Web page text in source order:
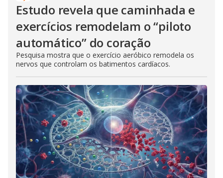
Estudo revela que caminhada e
exercícios remodelam o “piloto
automático” do coração
Pesquisa mostra que o exercício aeróbico remodela os
nervos que controlam os batimentos cardíacos.